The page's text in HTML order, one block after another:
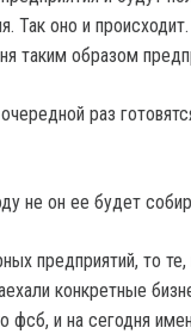
Так оно и
таким образом
раз
не он ее будет
предприятий, то
конкретные
фсб, и на сегодня